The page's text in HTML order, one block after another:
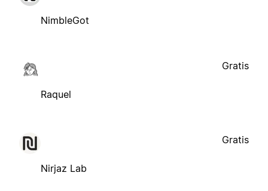
NimbleGot
Raquel
Gratis
Nirjaz Lab
Gratis